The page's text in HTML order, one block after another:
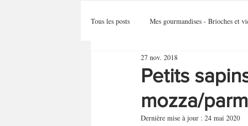
Tous les posts Mes gourmandises - Brioches et
Mes gourmandises - les gâteaux du b
Mes gourmandises - plaisirs d'enfan
Petits
mozza/
27 nov. 2018
Dernière mise à jour : 24 mai 2020